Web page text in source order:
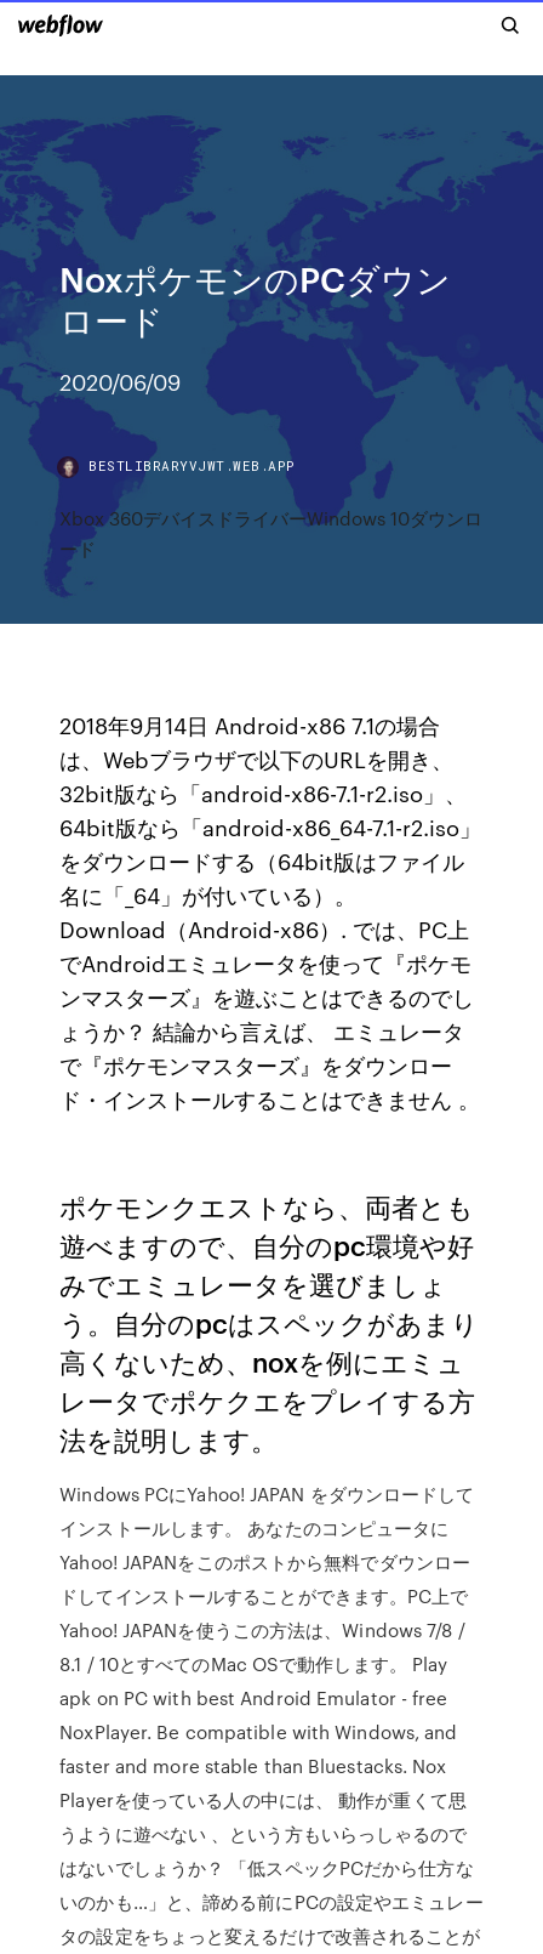
NoxポケモンのPCダウン
ロード
2020/06/09
BESTLIBRARYVJWT.WEB.APP
Xbox 360デバイスドライバーWindows 10ダウンロ
ード
2018年9月14日 Android-x86 7.1の場合
は、Webブラウザで以下のURLを開き、
32bit版なら「android-x86-7.1-r2.iso」、
64bit版なら「android-x86_64-7.1-r2.iso」
をダウンロードする（64bit版はファイル
名に「_64」が付いている）。
Download（Android-x86）. では、PC上
でAndroidエミュレータを使って『ポケモ
ンマスターズ』を遊ぶことはできるのでし
ょうか？ 結論から言えば、 エミュレータ
で『ポケモンマスターズ』をダウンロー
ド・インストールすることはできません 。
ポケモンクエストなら、両者とも
遊べますので、自分のpc環境や好
みでエミュレータを選びましょ
う。自分のpcはスペックがあまり
高くないため、noxを例にエミュ
レータでポケクエをプレイする方
法を説明します。
Windows PCにYahoo! JAPAN をダウンロードして
インストールします。 あなたのコンピュータに
Yahoo! JAPANをこのポストから無料でダウンロー
ドしてインストールすることができます。PC上で
Yahoo! JAPANを使うこの方法は、Windows 7/8 /
8.1 / 10とすべてのMac OSで動作します。 Play
apk on PC with best Android Emulator - free
NoxPlayer. Be compatible with Windows, and
faster and more stable than Bluestacks. Nox
Playerを使っている人の中には、 動作が重くて思
うように遊べない 、という方もいらっしゃるので
はないでしょうか？ 「低スペックPCだから仕方な
いのかも…」と、諦める前にPCの設定やエミュレー
タの設定をちょっと変えるだけで改善されることが